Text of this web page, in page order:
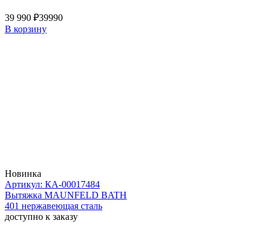
39 990 ₽39990
В корзину
Новинка
Артикул: КА-00017484
Вытяжка MAUNFELD BATH
401 нержавеющая сталь
доступно к заказу